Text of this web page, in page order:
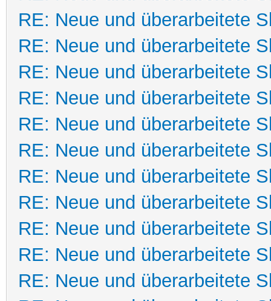
RE: Neue und überarbeitete
RE: Neue und überarbeitete
RE: Neue und überarbeitete
RE: Neue und überarbeitete
RE: Neue und überarbeitete
RE: Neue und überarbeitete
RE: Neue und überarbeitete
RE: Neue und überarbeitete
RE: Neue und überarbeitete
RE: Neue und überarbeitete
RE: Neue und überarbeitete